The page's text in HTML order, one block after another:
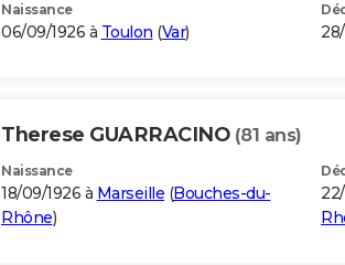
Naissance
06/09/1926 à Toulon (Var)
Therese GUARRACINO (81 ans)
Naissance
18/09/1926 à Marseille (Bouches-du-
Rhône)